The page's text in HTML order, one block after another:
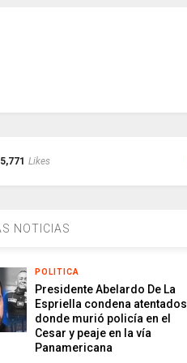
5,771 Likes
NOTICIAS
POLITICA
Presidente Abelardo De La
Espriella condena atentados
donde murió policía en el
Cesar y peaje en la vía
Panamericana